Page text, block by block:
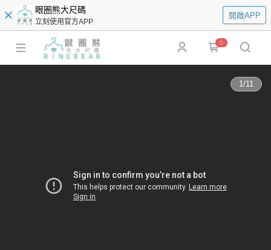
眼圈熊大尺碼
立刻使用官方APP
開啟APP
0
1/11